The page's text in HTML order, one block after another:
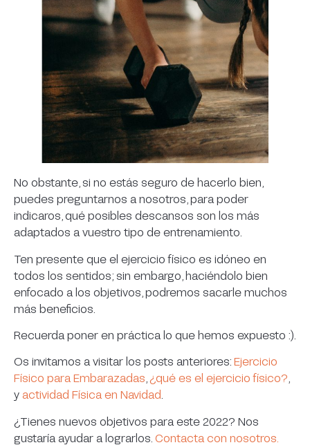
No obstante, si no estás seguro de hacerlo bien,
puedes preguntarnos a nosotros, para poder
indicaros, qué posibles descansos son los más
adaptados a vuestro tipo de entrenamiento.
Ten presente que el ejercicio físico es idóneo en
todos los sentidos; sin embargo, haciéndolo bien
enfocado a los objetivos, podremos sacarle muchos
más beneficios.
Recuerda poner en práctica lo que hemos expuesto :).
Os invitamos a visitar los posts anteriores: Ejercicio
Físico para Embarazadas ¿qué es el ejercicio físico?
y actividad Física en Navidad
¿Tienes nuevos objetivos para este 2022? Nos
gustaría ayudar a lograrlos. Contacta con nosotros.